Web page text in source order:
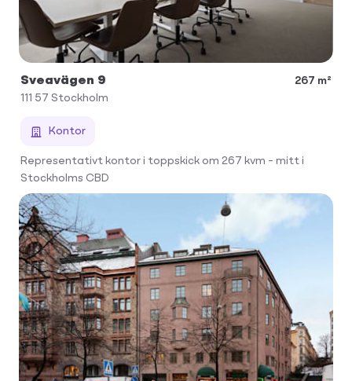
Sveavägen 9
267 m²
111 57 Stockholm
Kontor
Representativt kontor i toppskick om 267 kvm – mitt i
Stockholms CBD